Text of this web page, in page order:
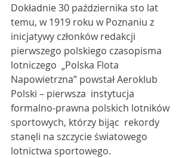
Dokładnie 30 października sto lat
temu, w 1919 roku w Poznaniu z
inicjatywy członków redakcji
pierwszego polskiego czasopisma
lotniczego  „Polska Flota
Napowietrzna” powstał Aeroklub
Polski – pierwsza  instytucja
formalno-prawna polskich lotników
sportowych, którzy bijąc  rekordy
stanęli na szczycie światowego
lotnictwa sportowego.